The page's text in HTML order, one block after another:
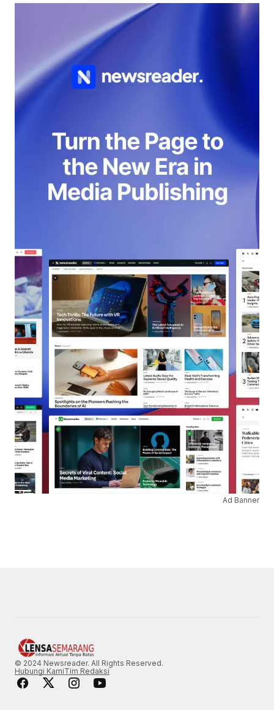
Ad Banner
© 2024 Newsreader. All Rights Reserved.
Hubungi KamiTim Redaksi